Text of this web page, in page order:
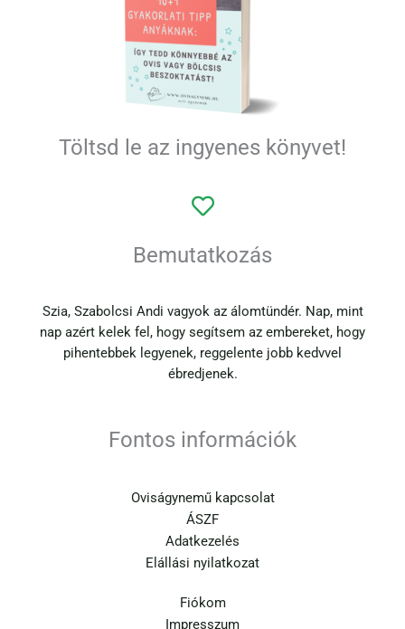
Töltsd le az ingyenes könyvet!
Bemutatkozás
Szia, Szabolcsi Andi vagyok az álomtündér. Nap, mint
nap azért kelek fel, hogy segítsem az embereket, hogy
pihentebbek legyenek, reggelente jobb kedvvel
ébredjenek.
Fontos információk
Oviságynemű kapcsolat
ÁSZF
Adatkezelés
Elállási nyilatkozat
Fiókom
Impresszum